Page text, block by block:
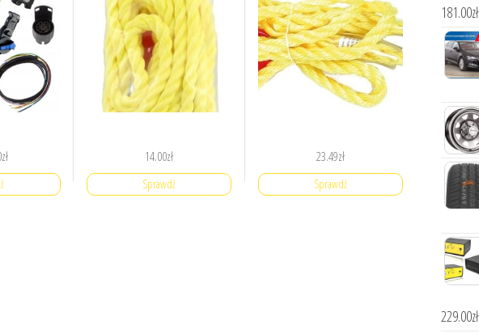
zł 14.00zł
Sprawdź
23.49zł
Sprawdź
181.00zł
229.00zł